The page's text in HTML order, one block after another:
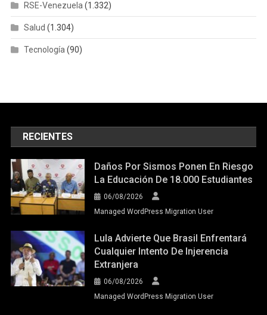
RSE-Venezuela(1.332)
Salud (1.304)
Tecnología(90)
RECIENTES
Daños Por Sismos Ponen En Riesgo
La Educación De 18.000 Estudiantes
06/08/2026
Managed WordPress Migration User
Lula Advierte Que Brasil Enfrentará
Cualquier Intento De Injerencia
Extranjera
06/08/2026
Managed WordPress Migration User